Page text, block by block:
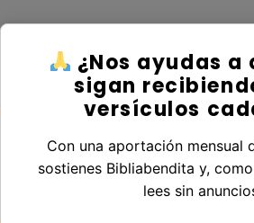
al Libro Proverbios
¿Nos ayudas a
sigan
versículos
Con una aportación mensual
sostienes Bibliabendita y,
lees sin